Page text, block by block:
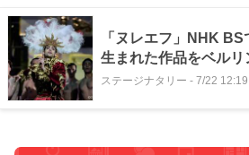
「ヌレエフ」NHK
生まれた作品をベル
国外初上演
ステージナタリー - 7/22 12:19